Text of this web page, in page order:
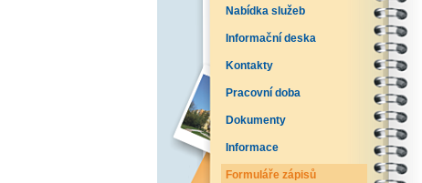
Nabídka služeb
Informační deska
Kontakty
Pracovní doba
Dokumenty
Informace
Formuláře zápisů